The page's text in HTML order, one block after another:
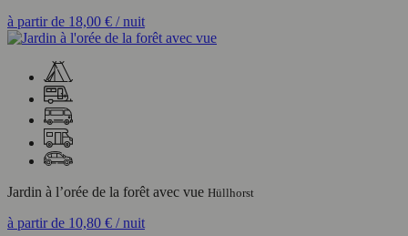
à partir de 18,00 € / nuit
Jardin à l’orée de la forêt avec vue Hüllhorst
à partir de 10,80 € / nuit